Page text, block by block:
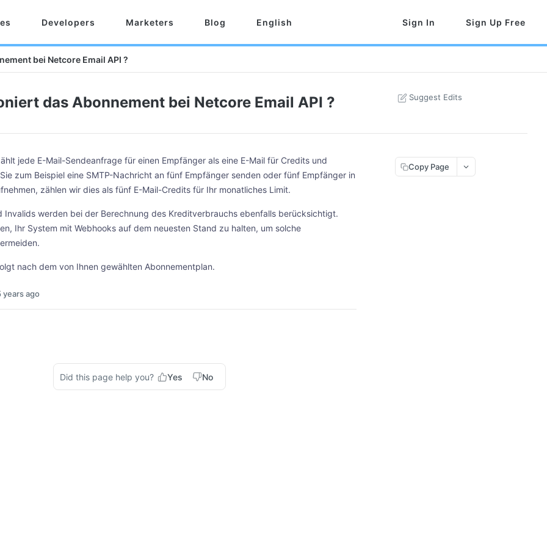
Developers Marketers Blog English Sign In Sign Up Free
bei Netcore Email API ?
das Abonnement bei Netcore Email API ? Suggest Edits
jede E-Mail-Sendeanfrage für einen Empfänger als eine E-Mail für Credits und
zum Beispiel eine SMTP-Nachricht an fünf Empfänger senden oder fünf Empfänger in
zählen wir dies als fünf E-Mail-Credits für Ihr monatliches Limit.
Invalids werden bei der Berechnung des Kreditverbrauchs ebenfalls berücksichtigt.
Ihr System mit Webhooks auf dem neuesten Stand zu halten, um solche
nach dem von Ihnen gewählten Abonnementplan.
years ago
Did this page help you? Yes No
Copy Page